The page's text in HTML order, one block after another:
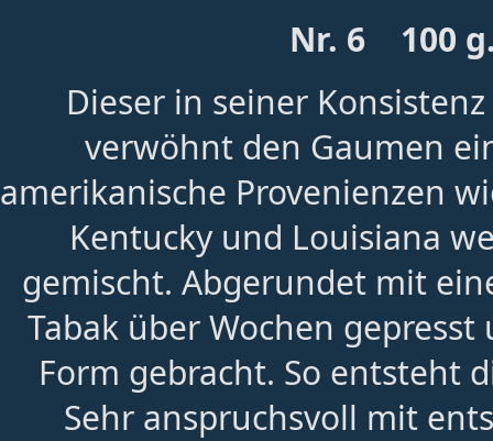
Nr. 6 100
Dieser in seiner
verwöhnt den Gaumen
amerikanische Provenienzen
Kentucky und Louisiana
gemischt. Abgerundet mit
Tabak über Wochen
Form gebracht. So entsteht
Sehr anspruchsvoll mit